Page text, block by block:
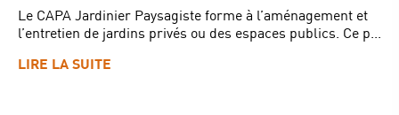
Le CAPA Jardinier Paysagiste forme à l’aménagement et
l’entretien de jardins privés ou des espaces publics. Ce p...
LIRE LA SUITE